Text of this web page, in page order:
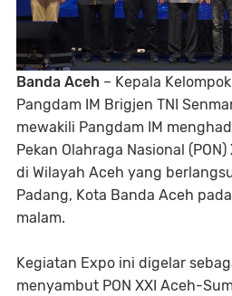
Banda Aceh – Kepala
Pangdam IM Brigjen TNI
mewakili Pangdam IM
Pekan Olahraga Nasional
di Wilayah Aceh yang
Padang, Kota Banda Aceh
malam.
Kegiatan Expo ini digelar
menyambut PON XXI Aceh-